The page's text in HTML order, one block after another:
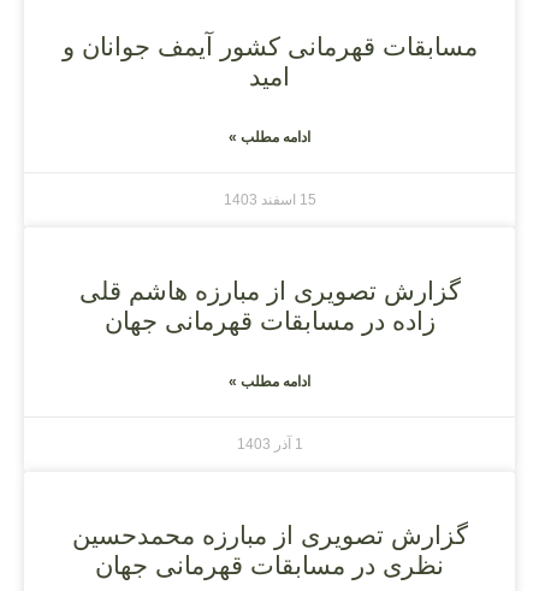
مسابقات قهرمانی کشور آیمف جوانان و
امید
ادامه مطلب »
15 اسفند 1403
گزارش تصویری از مبارزه هاشم قلی
زاده در مسابقات قهرمانی جهان
ادامه مطلب »
1 آذر 1403
گزارش تصویری از مبارزه محمدحسین
نظری در مسابقات قهرمانی جهان